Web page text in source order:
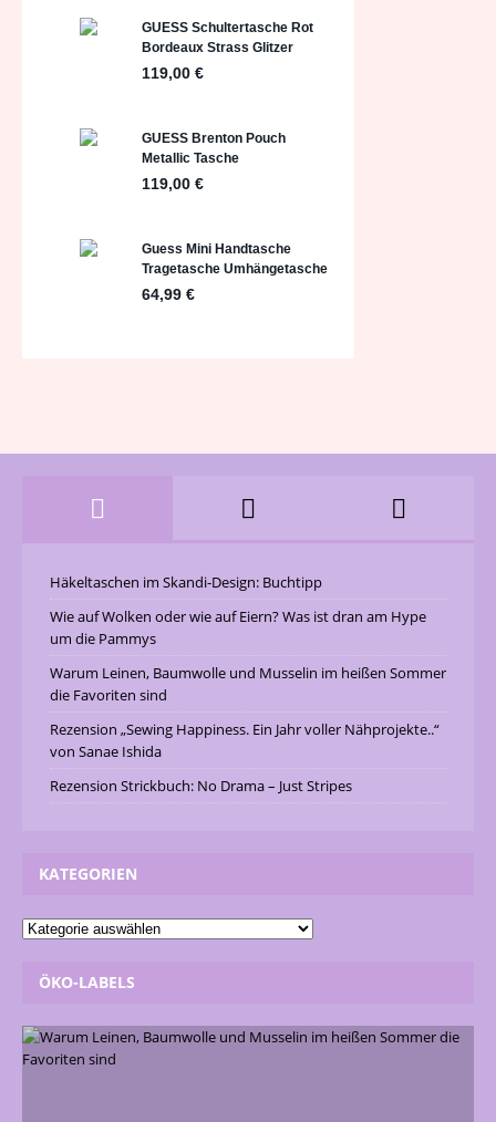
Häkeltaschen im Skandi-Design: Buchtipp
Wie auf Wolken oder wie auf Eiern? Was ist dran am Hype
um die Pammys
Warum Leinen, Baumwolle und Musselin im heißen Sommer
die Favoriten sind
Rezension „Sewing Happiness. Ein Jahr voller Nähprojekte..“
von Sanae Ishida
Rezension Strickbuch: No Drama – Just Stripes
KATEGORIEN
ÖKO-LABELS